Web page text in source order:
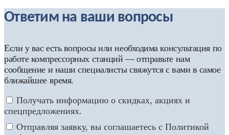
Ответим на ваши вопросы
Если у вас есть вопросы или необходима консультация по
работе компрессорных станций — отправьте нам
сообщение и наши специалисты свяжутся с вами в самое
ближайшее время.
Получать информацию о скидках, акциях и
спецпредложениях.
Отправляя заявку, вы соглашаетесь с Политикой